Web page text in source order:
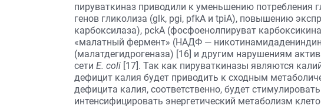
пируваткиназ приводили к уменьшению потребления
генов гликолиза (glk, pgi, pfkA и tpiA), повышению
карбоксилаза), pckA (фосфоенолпируват
«малатный фермент» (НАДФ —
(малатдегидрогеназа) [16] и другим нарушениям
сети E. coli [17]. Так как пируваткиназы являются
дефицит калия будет приводить к сходным
дефицита калия, соответственно, будет
интенсифицировать энергетический метаболизм